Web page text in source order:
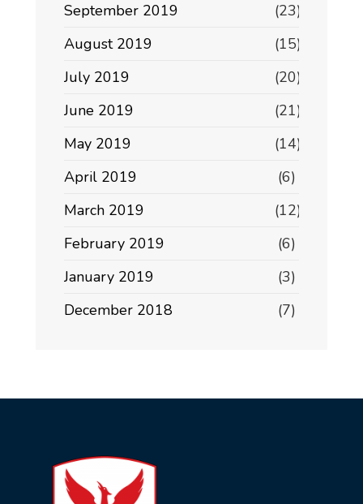
September 2019
(23)
August 2019
(15)
July 2019
(20)
June 2019
(21)
May 2019
(14)
April 2019
(6)
March 2019
(12)
February 2019
(6)
January 2019
(3)
December 2018
(7)